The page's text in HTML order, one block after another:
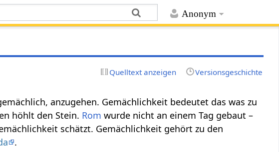
Anonym
Quelltext anzeigen Versionsgeschichte
anzugehen. Gemächlichkeit bedeutet das was zu
höhlt den Stein. Rom wurde nicht an einem Tag gebaut –
schätzt. Gemächlichkeit gehört zu den
.